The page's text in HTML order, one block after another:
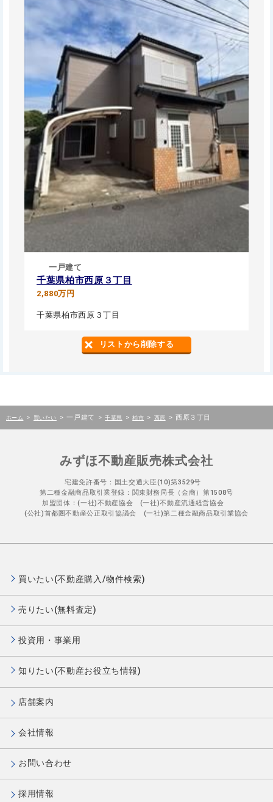
一戸建て
千葉県柏市西原３丁目
2,880万円
千葉県柏市西原３丁目
リストから削除する
ホーム > 買いたい > 一戸建て > 千葉県 > 柏市 > 西原 > 西原３丁目
みずほ不動産販売株式会社
宅建免許番号：国土交通大臣(10)第3529号
第二種金融商品取引業登録：関東財務局長（金商）第1508号
加盟団体：(一社)不動産協会 (一社)不動産流通経営協会
(公社)首都圏不動産公正取引協議会 (一社)第二種金融商品取引業協会
買いたい(不動産購入/物件検索)
売りたい(無料査定)
投資用・事業用
知りたい(不動産お役立ち情報)
店舗案内
会社情報
お問い合わせ
採用情報